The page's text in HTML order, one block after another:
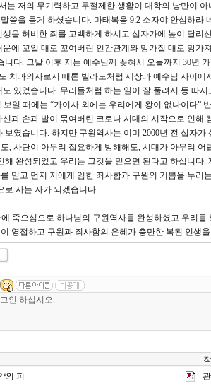
는 저의 무기력하고 무절제한 생활이 대학의 낭만이
씀을 듣게 하셨습니다. 마태복음 9:2 소자야 안심하라
을 허비한 죄를 고백하게 하시고 십자가에 높이 달리
에 꼬일 대로 꼬여버린 인간관계와 망가질 대로 망가
다. 그날 이후 저는 예수님께 꽂혀서 오늘까지 30년
치과의사로서 때론 빌라도처럼 세상과 예수님 사이에
있었습니다. 무리들처럼 하는 일이 잘 풀려서 등 따
일 때에는 “가이사 외에는 우리에게 왕이 없나이다”
과 손과 발이 묶여버린 코로나 시대의 시작으로 인해
였습니다. 하지만 구원역사는 이미 2000년 전 십자가
, 사단이 아무리 집요하게 방해해도, 시대가 아무리 어
완성되었고 우리는 그것을 믿으면 된다고 하십니다.
믿고 먼저 저에게 임한 죄사함과 구원의 기쁨을 누리
로 사는 자가 되겠습니다.
죽으심으로 하나님의 구원역사를 완성하셨고 우리를
영접하고 구원과 죄사함의 은혜가 충만한 복된 인생
의 피